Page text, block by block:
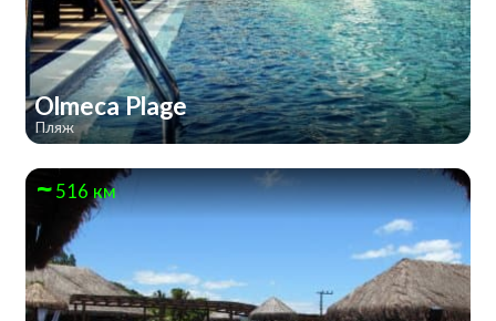
Olmeca Plage
Пляж
516 км